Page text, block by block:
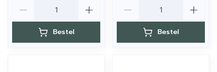
Bestel Bestel